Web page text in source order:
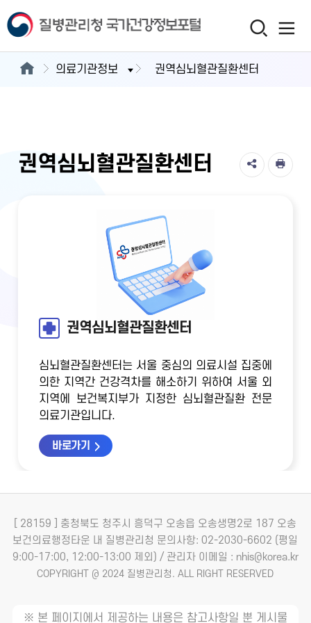
의료기관정보 권역심뇌혈관질환센터
권역심뇌혈관질환센터
권역심뇌혈관질환센터
심뇌혈관질환센터는 서울 중심의 의료시설 집중에
의한 지역간 건강격차를 해소하기 위하여 서울 외
지역에 보건복지부가 지정한 심뇌혈관질환 전문
의료기관입니다.
바로가기
[ 28159 ] 충청북도 청주시 흥덕구 오송읍 오송생명2로 187 오송
보건의료행정타운 내 질병관리청 문의사항: 02-2030-6602 (평일
9:00-17:00, 12:00-13:00 제외) / 관리자 이메일 : nhis@korea.kr
COPYRIGHT @ 2024 질병관리청. ALL RIGHT RESERVED
※ 본 페이지에서 제공하는 내용은 참고사항일 뿐 게시물